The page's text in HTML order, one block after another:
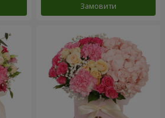
Замовити